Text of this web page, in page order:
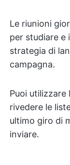
Le riunioni
per studiare e
strategia di
campagna.
Puoi utilizzare
rivedere le
ultimo giro di
inviare.